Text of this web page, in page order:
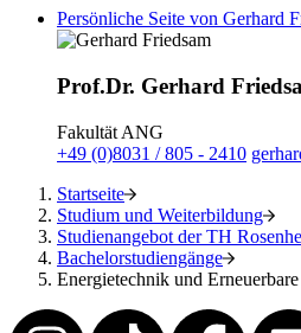
Persönliche Seite von Gerhard
Prof.Dr. Gerhard
Fakultät ANG
+49 (0)8031 / 805 - 2410
Startseite
Studium und Weiterbildung
Studienangebot der TH
Bachelorstudiengänge
Energietechnik und